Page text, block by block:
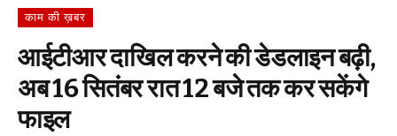
काम की ख़बर
आईटीआर दाखिल करने की डेडलाइन बढ़ी,
अब 16 सितंबर रात 12 बजे तक कर सकेंगे
फाइल